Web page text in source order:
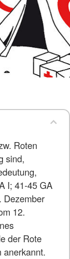
Roten
sind,
I; 41-45 GA
Dezember
12.
der Rote
anerkannt.